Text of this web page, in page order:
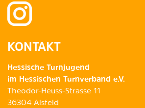
KONTAKT
Hessische Turnjugend
im Hessischen Turnverband e.V.
Theodor-Heuss-Strasse 11
36304 Alsfeld